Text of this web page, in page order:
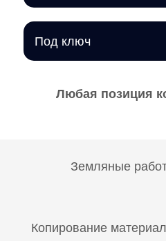
Под ключ
Любая позиция
Земляные
Копирование